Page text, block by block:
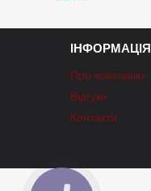
ІНФОРМАЦІЯ
Про компанію
Відгуки
Контакти